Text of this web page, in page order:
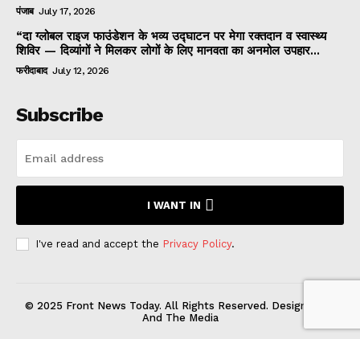
पंजाब July 17, 2026
“दा ग्लोबल राइज फाउंडेशन के भव्य उद्घाटन पर मेगा रक्तदान व स्वास्थ्य
शिविर — दिव्यांगों ने मिलकर लोगों के लिए मानवता का अनमोल उपहार...
फरीदाबाद July 12, 2026
Subscribe
I WANT IN
I've read and accept the Privacy Policy.
© 2025 Front News Today. All Rights Reserved. Designed by
And The Media